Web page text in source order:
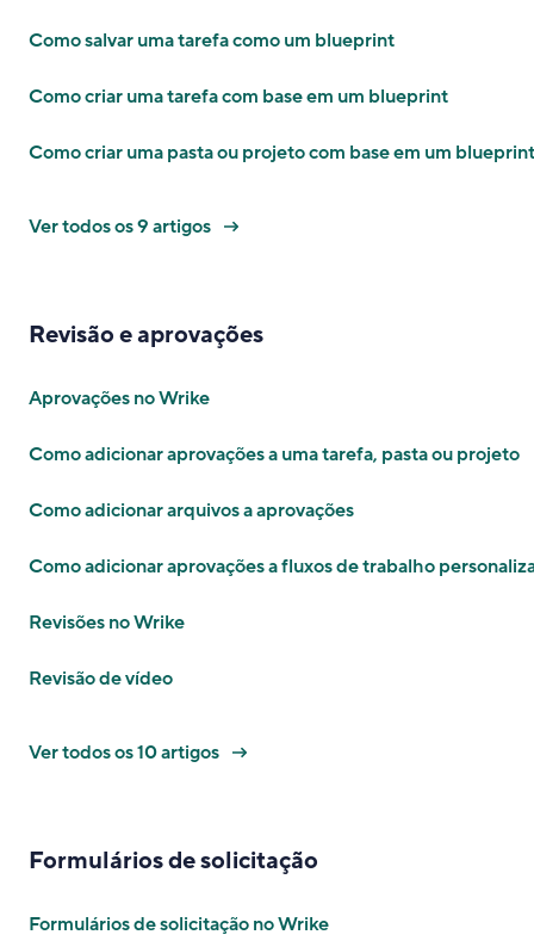
Como salvar uma tarefa como um blueprint
Como criar uma tarefa com base em um blueprint
Como criar uma pasta ou projeto com base em um blueprint
Ver todos os 9 artigos
Revisão e aprovações
Aprovações no Wrike
Como adicionar aprovações a uma tarefa, pasta ou projeto
Como adicionar arquivos a aprovações
Como adicionar aprovações a fluxos de trabalho
Revisões no Wrike
Revisão de vídeo
Ver todos os 10 artigos
Formulários de solicitação
Formulários de solicitação no Wrike